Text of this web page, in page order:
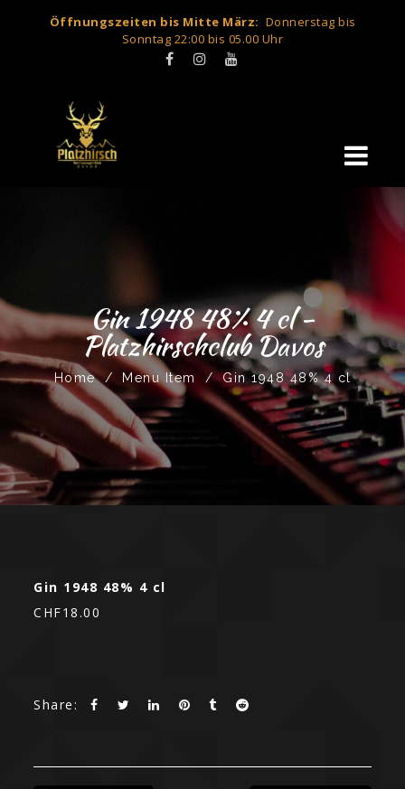
Öffnungszeiten bis Mitte März: Donnerstag bis
Sonntag 22:00 bis 05.00 Uhr
Gin 1948 48% 4 cl -
Platzhirschclub Davos
Home / Menu Item / Gin 1948 48% 4 cl
Gin 1948 48% 4 cl
CHF18.00
Share: